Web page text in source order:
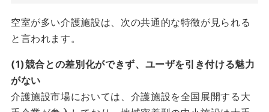
空室が多い介護施設は、次の共通的な特徴が見られる
と言われます。
(1)競合との差別化ができず、ユーザを引き付ける魅力
がない
介護施設市場においては、介護施設を全国展開する大